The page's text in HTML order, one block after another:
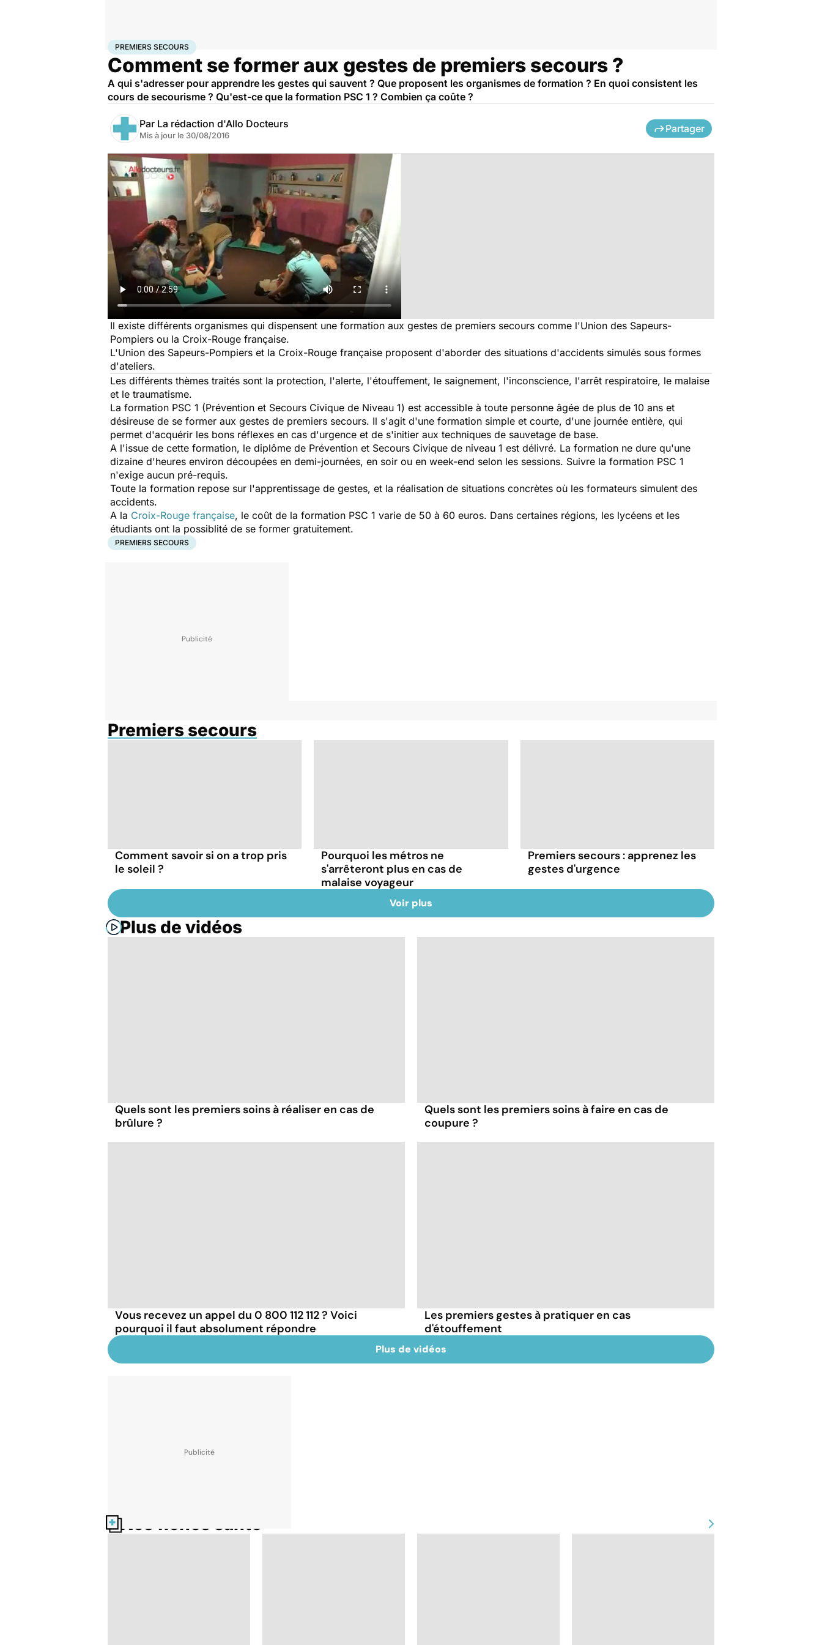
AccueilSanté Premiers secours
PREMIERS SECOURS
Comment se former aux gestes de premiers secours ?
A qui s'adresser pour apprendre les gestes qui sauvent ? Que proposent les organismes de formation ? En quoi consistent les
cours de secourisme ? Qu'est-ce que la formation PSC 1 ? Combien ça coûte ?
Par La rédaction d'Allo Docteurs
Mis à jour le 30/08/2016
Partager
Il existe différents organismes qui dispensent une formation aux gestes de premiers secours comme l'Union des Sapeurs-
Pompiers ou la Croix-Rouge française.
L'Union des Sapeurs-Pompiers et la Croix-Rouge française proposent d'aborder des situations d'accidents simulés sous formes
d'ateliers.
Les différents thèmes traités sont la protection, l'alerte, l'étouffement, le saignement, l'inconscience, l'arrêt respiratoire, le malaise
et le traumatisme.
La formation PSC 1 (Prévention et Secours Civique de Niveau 1) est accessible à toute personne âgée de plus de 10 ans et
désireuse de se former aux gestes de premiers secours. Il s'agit d'une formation simple et courte, d'une journée entière, qui
permet d'acquérir les bons réflexes en cas d'urgence et de s'initier aux techniques de sauvetage de base.
A l'issue de cette formation, le diplôme de Prévention et Secours Civique de niveau 1 est délivré. La formation ne dure qu'une
dizaine d'heures environ découpées en demi-journées, en soir ou en week-end selon les sessions. Suivre la formation PSC 1
n'exige aucun pré-requis.
Toute la formation repose sur l'apprentissage de gestes, et la réalisation de situations concrètes où les formateurs simulent des
accidents.
A la Croix-Rouge française, le coût de la formation PSC 1 varie de 50 à 60 euros. Dans certaines régions, les lycéens et les
étudiants ont la possiblité de se former gratuitement.
PREMIERS SECOURS
Premiers secours
Comment savoir si on a trop pris
le soleil ?
Pourquoi les métros ne
s'arrêteront plus en cas de
malaise voyageur
Premiers secours : apprenez les
gestes d'urgence
Voir plus
Plus de vidéos
Quels sont les premiers soins à réaliser en cas de
brûlure ?
Quels sont les premiers soins à faire en cas de
coupure ?
Vous recevez un appel du 0 800 112 112 ? Voici
pourquoi il faut absolument répondre
Les premiers gestes à pratiquer en cas
d'étouffement
Plus de vidéos
Nos fiches santé